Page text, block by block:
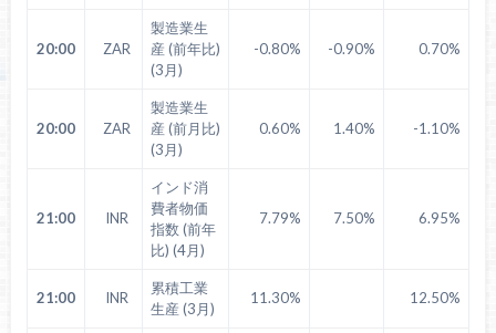
20:00 ZAR
製造業生
産 (前年比)
(3月)
-0.80% -0.90% 0.70%
20:00 ZAR
製造業生
産 (前月比)
(3月)
0.60% 1.40% -1.10%
21:00 INR
インド消
費者物価
指数 (前年
比) (4月)
7.79% 7.50% 6.95%
21:00 INR
累積工業
生産 (3月)
11.30% 12.50%